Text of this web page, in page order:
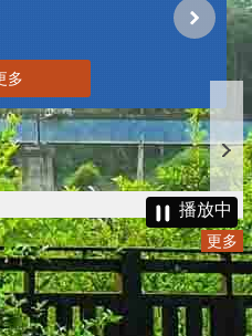
多
播放中
更多